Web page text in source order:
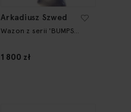
Arkadiusz Szwed
Wazon z serii 'BUMPS
1 800 zł